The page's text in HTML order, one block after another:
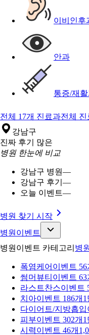
이비인후
안과
통증/재
전체 17개 진료과전체 진
강남구
진짜 후기 많은
병원 한눈에 비교
강남구 병원—
강남구 후기 —
오늘 이벤트—
병원 찾기 시작
병원이벤트
병원이벤트 카테고리 병
폭염케어 이벤트 56
썸머뷰티 이벤트 63
라스트찬스이벤트
치아이벤트 186개 1
다이어트/지방흡입
피부이벤트 302개 1
시력이벤트 46개